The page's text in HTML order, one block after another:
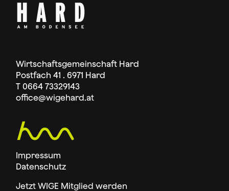
Wirtschaftsgemeinschaft Hard
Postfach 41 . 6971 Hard
T 0664 73329143
office@wigehard.at
Impressum
Datenschutz
Jetzt WIGE Mitglied werden